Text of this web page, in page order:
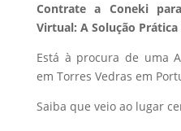
Contrate a Coneki
Virtual: A Solução Prática
Está à procura de uma
em Torres Vedras em
Saiba que veio ao lugar